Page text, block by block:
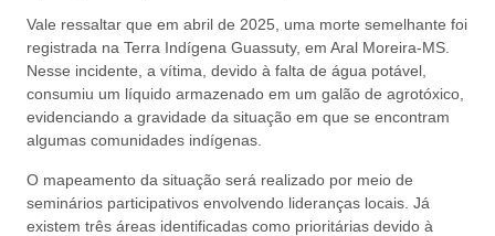
Vale ressaltar que em abril de 2025, uma morte semelhante foi
registrada na Terra Indígena Guassuty, em Aral Moreira-MS.
Nesse incidente, a vítima, devido à falta de água potável,
consumiu um líquido armazenado em um galão de agrotóxico,
evidenciando a gravidade da situação em que se encontram
algumas comunidades indígenas.
O mapeamento da situação será realizado por meio de
seminários participativos envolvendo lideranças locais. Já
existem três áreas identificadas como prioritárias devido à